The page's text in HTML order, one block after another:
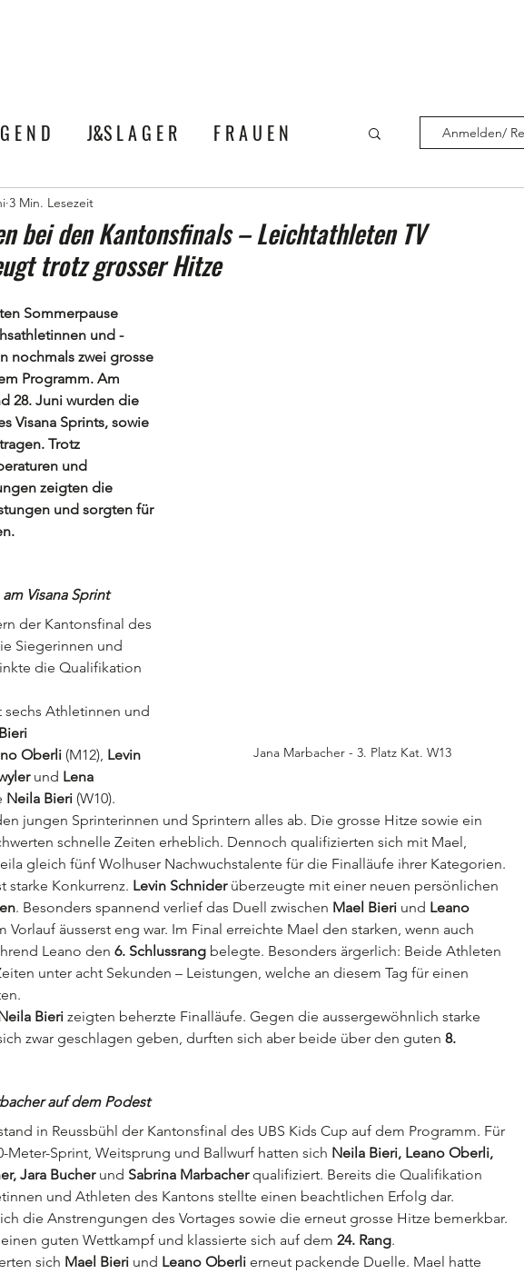
E N D J&S L A G E R F R A U E N Anmelden/
bei den Kantonsfinals – Leichtathleten TV
trotz grosser Hitze
3 Min. Lesezeit
Jana Marbacher - 3. Platz Kat. W13
Sommerpause
und -
nochmals zwei grosse
Programm. Am
28. Juni wurden die
Visana Sprints, sowie
Trotz
und
zeigten die
und sorgten für
Visana Sprint
der Kantonsfinal des
Siegerinnen und
die Qualifikation
sechs Athletinnen und
Oberli (M12), Levin
und Lena
Neila Bieri (W10).
jungen Sprinterinnen und Sprintern alles ab. Die grosse Hitze sowie ein
schnelle Zeiten erheblich. Dennoch qualifizierten sich mit Mael,
gleich fünf Wolhuser Nachwuchstalente für die Finalläufe ihrer Kategorien.
starke Konkurrenz. Levin Schnider überzeugte mit einer neuen persönlichen
. Besonders spannend verlief das Duell zwischen Mael Bieri und Leano
Vorlauf äusserst eng war. Im Final erreichte Mael den starken, wenn auch
Leano den 6. Schlussrang belegte. Besonders ärgerlich: Beide Athleten
unter acht Sekunden – Leistungen, welche an diesem Tag für einen
Bieri zeigten beherzte Finalläufe. Gegen die aussergewöhnlich starke
zwar geschlagen geben, durften sich aber beide über den guten 8.
auf dem Podest
in Reussbühl der Kantonsfinal des UBS Kids Cup auf dem Programm. Für
Meter-Sprint, Weitsprung und Ballwurf hatten sich Neila Bieri, Leano Oberli,
Jara Bucher und Sabrina Marbacher qualifiziert. Bereits die Qualifikation
und Athleten des Kantons stellte einen beachtlichen Erfolg dar.
die Anstrengungen des Vortages sowie die erneut grosse Hitze bemerkbar.
guten Wettkampf und klassierte sich auf dem 24. Rang.
sich Mael Bieri und Leano Oberli erneut packende Duelle. Mael hatte